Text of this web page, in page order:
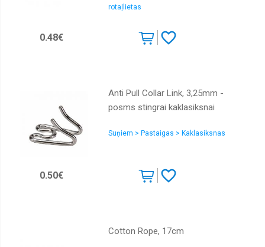
rotaļlietas
0.48€
Anti Pull Collar Link, 3,25mm -
posms stingrai kaklasiksnai
Suņiem > Pastaigas > Kaklasiksnas
0.50€
Cotton Rope, 17cm